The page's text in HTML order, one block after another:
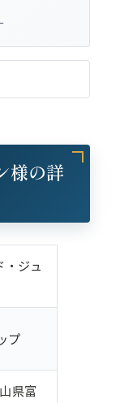
様の詳
ジュ
プ
県富